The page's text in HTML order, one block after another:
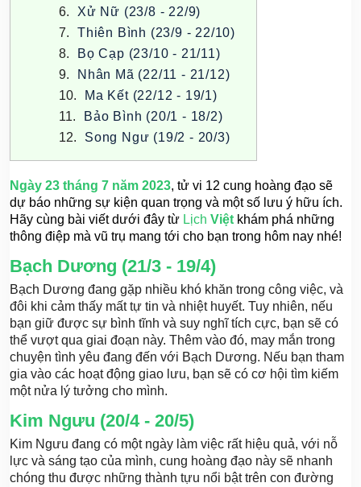
Xử Nữ (23/8 - 22/9)
Thiên Bình (23/9 - 22/10)
Bọ Cạp (23/10 - 21/11)
Nhân Mã (22/11 - 21/12)
Ma Kết (22/12 - 19/1)
Bảo Bình (20/1 - 18/2)
Song Ngư (19/2 - 20/3)
Ngày 23 tháng 7 năm 2023, tử vi 12 cung hoàng đạo sẽ
dự báo những sự kiện quan trọng và một số lưu ý hữu ích.
Hãy cùng bài viết dưới đây từ Lịch Việt khám phá những
thông điệp mà vũ trụ mang tới cho bạn trong hôm nay nhé!
Bạch Dương (21/3 - 19/4)
Bạch Dương đang gặp nhiều khó khăn trong công việc, và
đôi khi cảm thấy mất tự tin và nhiệt huyết. Tuy nhiên, nếu
bạn giữ được sự bình tĩnh và suy nghĩ tích cực, bạn sẽ có
thể vượt qua giai đoạn này. Thêm vào đó, may mắn trong
chuyện tình yêu đang đến với Bạch Dương. Nếu bạn tham
gia vào các hoạt động giao lưu, bạn sẽ có cơ hội tìm kiếm
một nửa lý tưởng cho mình.
Kim Ngưu (20/4 - 20/5)
Kim Ngưu đang có một ngày làm việc rất hiệu quả, với nỗ
lực và sáng tạo của mình, cung hoàng đạo này sẽ nhanh
chóng thu được những thành tựu nổi bật trên con đường